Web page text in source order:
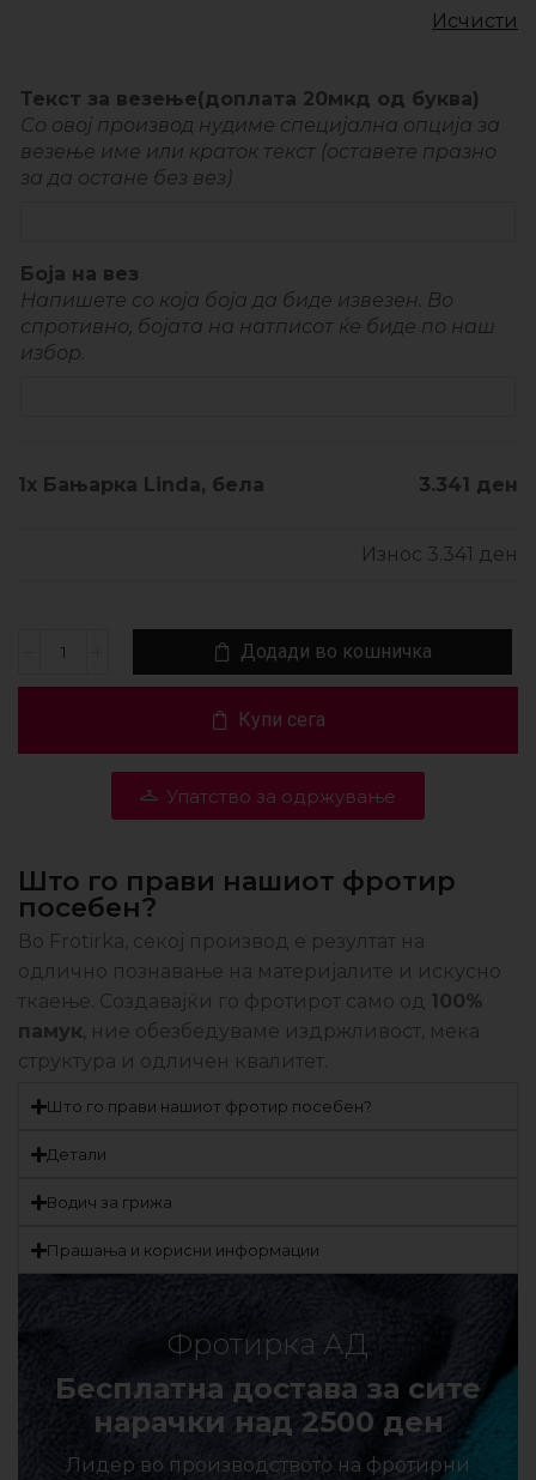
Исчисти
Текст за везење(доплата 20мкд од буква)
Со овој производ нудиме специјална опција за
везење име или краток текст (оставете празно
за да остане без вез)
Боја на вез
Напишете со која боја да биде извезен. Во
спротивно, бојата на натписот ќе биде по наш
избор.
1x Бањарка Linda, бела 3.341 ден
Износ 3.341 ден
Додади во кошничка
Купи сега
Упатство за одржување
Што го прави нашиот фротир
посебен?
Во Frotirka, секој производ е резултат на
одлично познавање на материјалите и искусно
ткаење. Создавајќи го фротирот само од 100%
памук, ние обезбедуваме издржливост, мека
структура и одличен квалитет.
Што го прави нашиот фротир посебен?
Детали
Водич за грижа
Прашања и корисни информации
Фротирка АД
Бесплатна достава за сите
нарачки над 2500 ден
Лидер во производството на фротирни